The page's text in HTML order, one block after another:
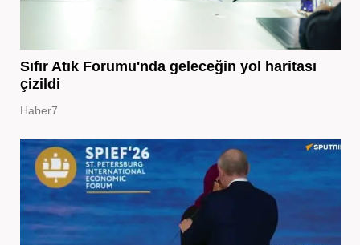
Sıfır Atık Forumu'nda geleceğin yol haritası
çizildi
Haber7